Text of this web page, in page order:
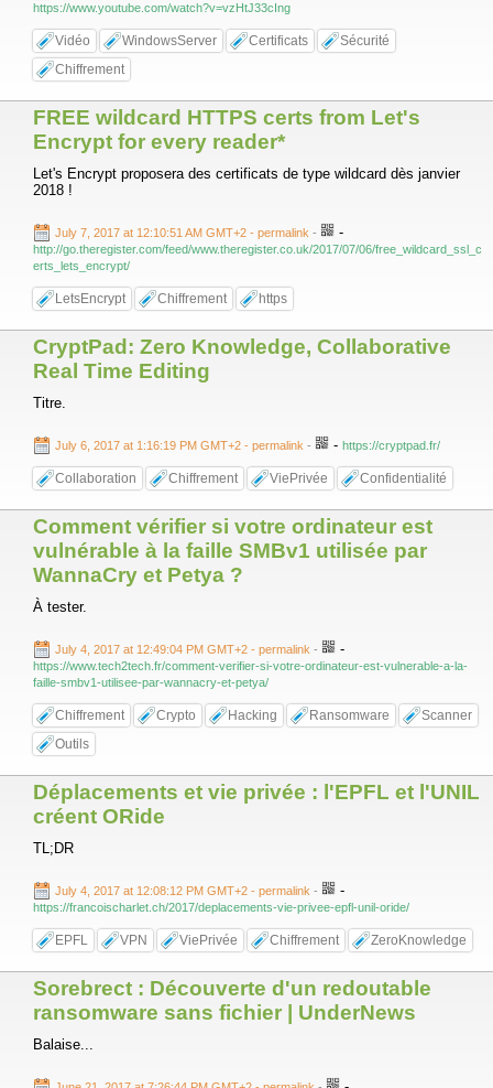
https://www.youtube.com/watch?v=vzHtJ33cIng
Vidéo WindowsServer Certificats
Sécurité
Chiffrement
FREE wildcard HTTPS certs from Let's
Encrypt for every reader*
Let's Encrypt proposera des certificats de type wildcard dès janvier
2018 !
July 7, 2017 at 12:10:51 AM GMT+2 - permalink - -
http://go.theregister.com/feed/www.theregister.co.uk/2017/07/06/free_wildcard_ssl_c
erts_lets_encrypt/
LetsEncrypt Chiffrement https
CryptPad: Zero Knowledge, Collaborative
Real Time Editing
Titre.
July 6, 2017 at 1:16:19 PM GMT+2 - permalink - - https://cryptpad.fr/
Collaboration Chiffrement ViePrivée Confidentialité
Comment vérifier si votre ordinateur est
vulnérable à la faille SMBv1 utilisée par
WannaCry et Petya ?
À tester.
July 4, 2017 at 12:49:04 PM GMT+2 - permalink - -
https://www.tech2tech.fr/comment-verifier-si-votre-ordinateur-est-vulnerable-a-la-
faille-smbv1-utilisee-par-wannacry-et-petya/
Chiffrement Crypto Hacking Ransomware
Scanner
Outils
Déplacements et vie privée : l'EPFL et l'UNIL
créent ORide
TL;DR
July 4, 2017 at 12:08:12 PM GMT+2 - permalink - -
https://francoischarlet.ch/2017/deplacements-vie-privee-epfl-unil-oride/
EPFL VPN ViePrivée Chiffrement ZeroKnowledge
Sorebrect : Découverte d'un redoutable
ransomware sans fichier | UnderNews
Balaise...